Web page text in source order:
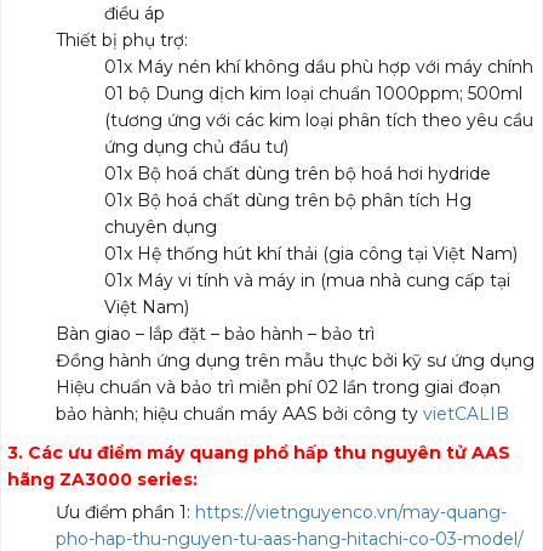
điều áp
Thiết bị phụ trợ:
01x Máy nén khí không dầu phù hợp với máy chính
01 bộ Dung dịch kim loại chuẩn 1000ppm; 500ml
(tương ứng với các kim loại phân tích theo yêu cầu
ứng dụng chủ đầu tư)
01x Bộ hoá chất dùng trên bộ hoá hơi hydride
01x Bộ hoá chất dùng trên bộ phân tích Hg
chuyên dụng
01x Hệ thống hút khí thải (gia công tại Việt Nam)
01x Máy vi tính và máy in (mua nhà cung cấp tại
Việt Nam)
Bàn giao – lắp đặt – bảo hành – bảo trì
Đồng hành ứng dụng trên mẫu thực bởi kỹ sư ứng dụng
Hiệu chuẩn và bảo trì miễn phí 02 lần trong giai đoạn
bảo hành; hiệu chuẩn máy AAS bởi công ty vietCALIB
3. Các ưu điểm máy quang phổ hấp thu nguyên tử AAS
hãng ZA3000 series:
Ưu điểm phần 1: https://vietnguyenco.vn/may-quang-
pho-hap-thu-nguyen-tu-aas-hang-hitachi-co-03-model/